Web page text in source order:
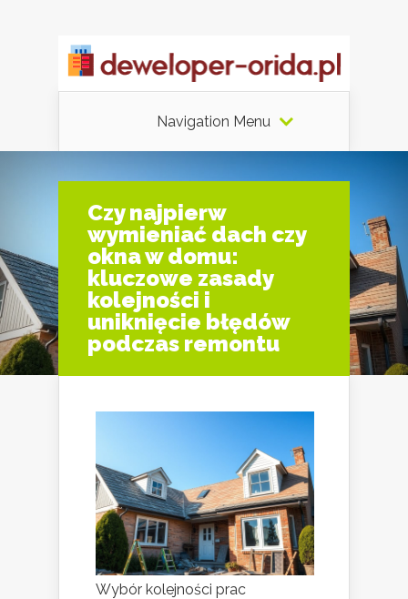
Navigation Menu
Czy najpierw
wymieniać dach czy
okna w domu:
kluczowe zasady
kolejności i
uniknięcie błędów
podczas remontu
Wybór kolejności prac